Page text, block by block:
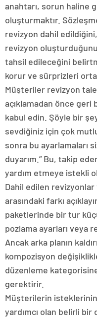
anahtarı, sorun haline
oluşturmaktır.
revizyon dahil
revizyon
tahsil edileceğini
korur ve sürprizleri
Müşteriler revizyon
açıklamadan önce
kabul edin. Şöyle bir
sevdiğiniz için çok
sonra bu ayarlamaları
duyarım.” Bu, takip
yardım etmeye istekli
Dahil edilen revizyonlar
arasındaki farkı
paketlerinde bir tur
pozlama ayarları veya
Ancak arka planın
kompozisyon
düzenleme
gerektirir.
Müşterilerin isteklerinin
yardımcı olan belirli bir